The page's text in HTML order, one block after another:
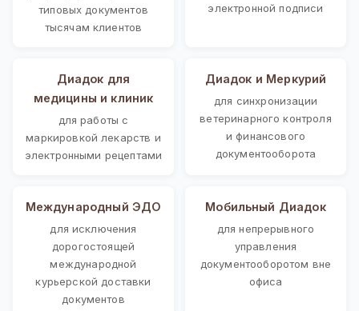
типовых документов
тысячам клиентов
электронной подписи
Диадок для
медицины и клиник
для работы с
маркировкой лекарств и
электронными рецептами
Диадок и Меркурий
для синхронизации
ветеринарного контроля
и финансового
документооборота
Международный ЭДО
для исключения
дорогостоящей
международной
курьерской доставки
документов
Мобильный Диадок
для непрерывного
управления
документооборотом вне
офиса